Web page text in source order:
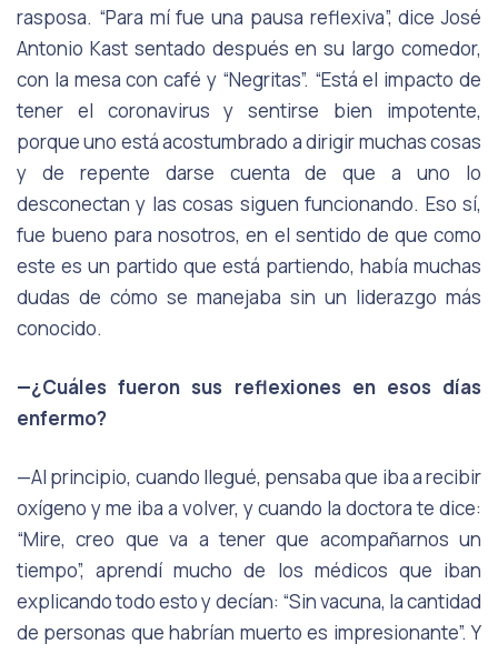
rasposa. “Para mí fue una pausa reflexiva”, dice José
Antonio Kast sentado después en su largo comedor,
con la mesa con café y “Negritas”. “Está el impacto de
tener el coronavirus y sentirse bien impotente,
porque uno está acostumbrado a dirigir muchas cosas
y de repente darse cuenta de que a uno lo
desconectan y las cosas siguen funcionando. Eso sí,
fue bueno para nosotros, en el sentido de que como
este es un partido que está partiendo, había muchas
dudas de cómo se manejaba sin un liderazgo más
conocido.
—¿Cuáles fueron sus reflexiones en esos días
enfermo?
—Al principio, cuando llegué, pensaba que iba a recibir
oxígeno y me iba a volver, y cuando la doctora te dice:
“Mire, creo que va a tener que acompañarnos un
tiempo”, aprendí mucho de los médicos que iban
explicando todo esto y decían: “Sin vacuna, la cantidad
de personas que habrían muerto es impresionante”. Y